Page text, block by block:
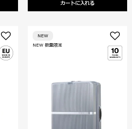
カートに入れる
NEW 数量限定
NEW